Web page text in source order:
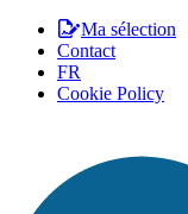
Ma sélection
Contact
FR
Cookie Policy